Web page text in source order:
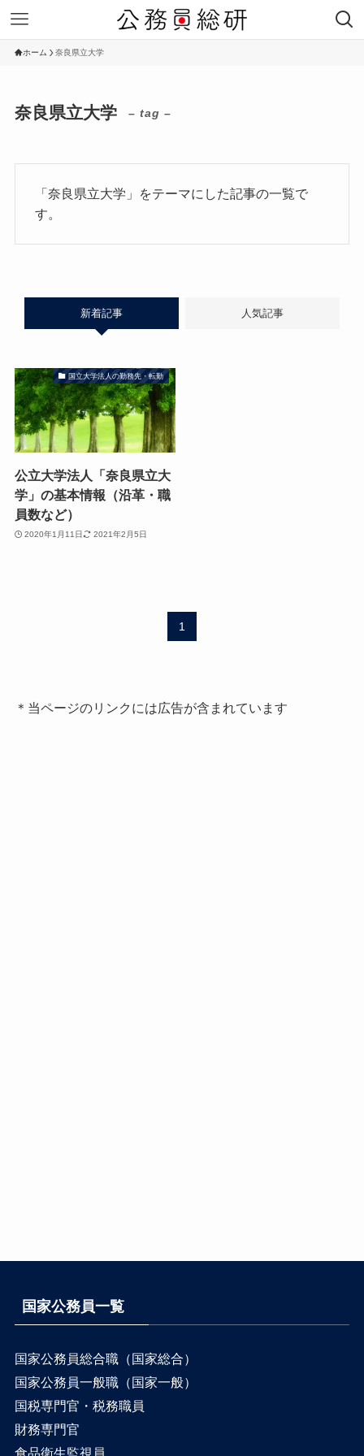
ホーム 奈良県立大学
奈良県立大学 – tag –
「奈良県立大学」をテーマにした記事の一覧で
す。
新着記事 人気記事
国立大学法人の勤務先・転勤
公立大学法人「奈良県立大
学」の基本情報（沿革・職
員数など）
2020年1月11日 2021年2月5日
1
＊当ページのリンクには広告が含まれています
国家公務員一覧
国家公務員総合職（国家総合）
国家公務員一般職（国家一般）
国税専門官・税務職員
財務専門官
食品衛生監視員